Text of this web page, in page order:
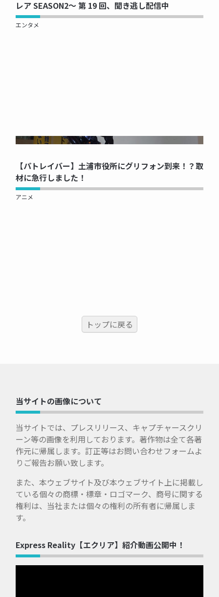
レア SEASON2～ 第 19 回、聞き逃し配信中
エンタメ
NOW PRINTING...
【パトレイバー】土浦市役所にグリフォン到来！？取
材に急行しました！
アニメ
トップに戻る
当サイトの画像について
当サイトでは、プレスリリース、キャプチャースクリ
ーン等の画像を利用しております。著作物は全て各著
作元に帰属します。訂正等はお問い合わせフォームよ
りご報告お願い致します。
また、本ウェブサイト及び本ウェブサイト上に掲載し
ている個々の商標・標章・ロゴマーク、商号に関する
権利は、当社または個々の権利の所有者に帰属しま
す。
Express Reality【エクリア】紹介動画公開中！